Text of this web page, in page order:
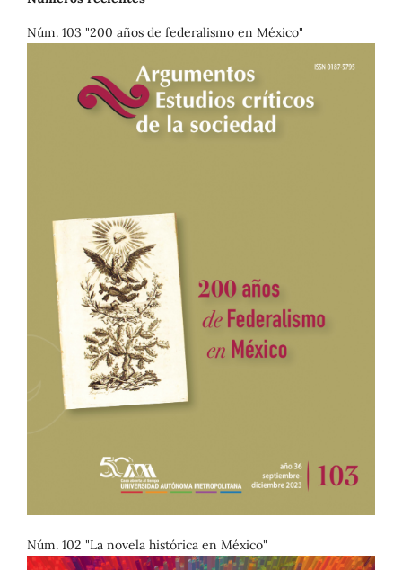
Núm. 103 "200 años de federalismo en México"
Núm. 102 "La novela histórica en México"